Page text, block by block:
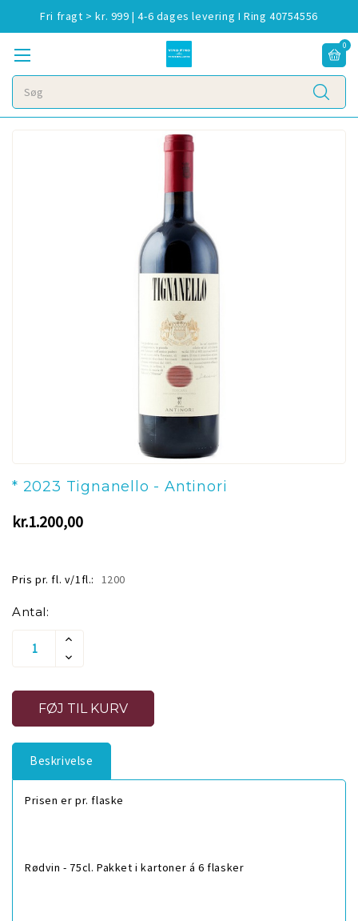
Fri fragt > kr. 999 | 4-6 dages levering I Ring 40754556
Søg
0
* 2023 Tignanello - Antinori
kr.1.200,00
Pris pr. fl. v/1fl.: 1200
Aktuelt
lager:
Antal:
Øg
Af
Undefined
Reducer
Antallet
Undefined
Beskrivelse
Prisen er pr. flaske
Rødvin - 75cl. Pakket i kartoner á 6 flasker